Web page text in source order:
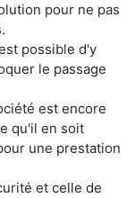
pour ne pas
possible d'y
le passage
est encore
qu'il en soit
une prestation
et celle de